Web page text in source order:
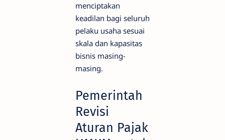
menciptakan
keadilan bagi seluruh
pelaku usaha sesuai
skala dan kapasitas
bisnis masing-
masing.
Pemerintah
Revisi
Aturan Pajak